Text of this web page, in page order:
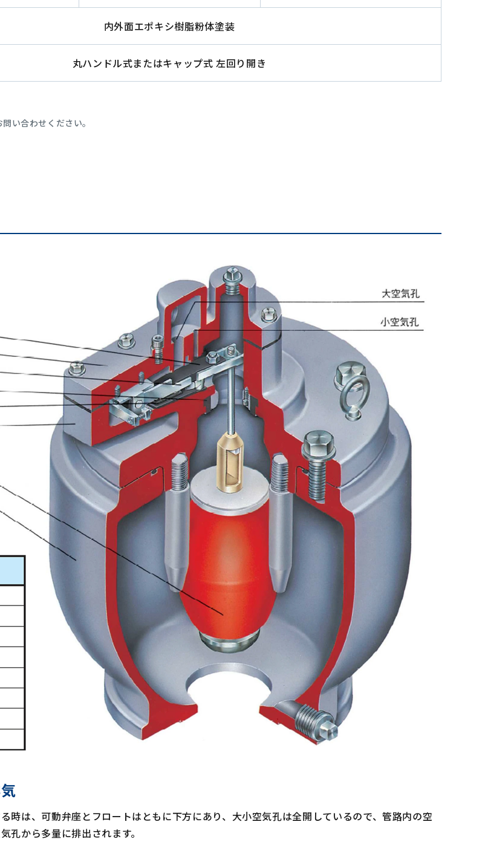
内外面エポキシ樹脂粉体塗装
丸ハンドル式またはキャップ式 左回り開き
い合わせください。
時は、可動弁座とフロートはともに下方にあり、大小空気孔は全開しているので、管路内の空
孔から多量に排出されます。